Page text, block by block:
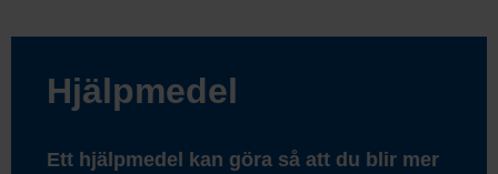
Hjälpmedel
Ett hjälpmedel kan göra så att du blir mer